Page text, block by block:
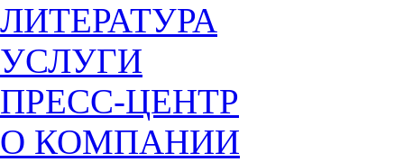
ЛИТЕРАТУРА
УСЛУГИ
ПРЕСС-ЦЕНТР
О КОМПАНИИ